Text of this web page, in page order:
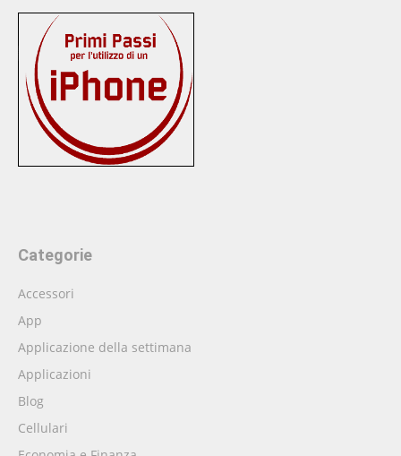
Categorie
Accessori
App
Applicazione della settimana
Applicazioni
Blog
Cellulari